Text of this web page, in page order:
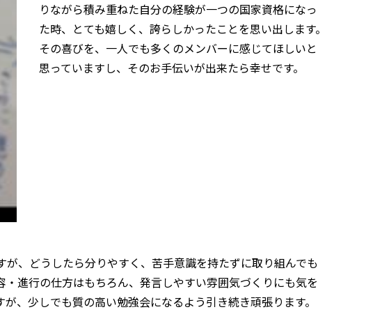
りながら積み重ねた自分の経験が一つの国家資格になっ
た時、とても嬉しく、誇らしかったことを思い出します。
その喜びを、一人でも多くのメンバーに感じてほしいと
思っていますし、そのお手伝いが出来たら幸せです。
、どうしたら分りやすく、苦手意識を持たずに取り組んでも
進行の仕方はもちろん、発言しやすい雰囲気づくりにも気を
、少しでも質の高い勉強会になるよう引き続き頑張ります。